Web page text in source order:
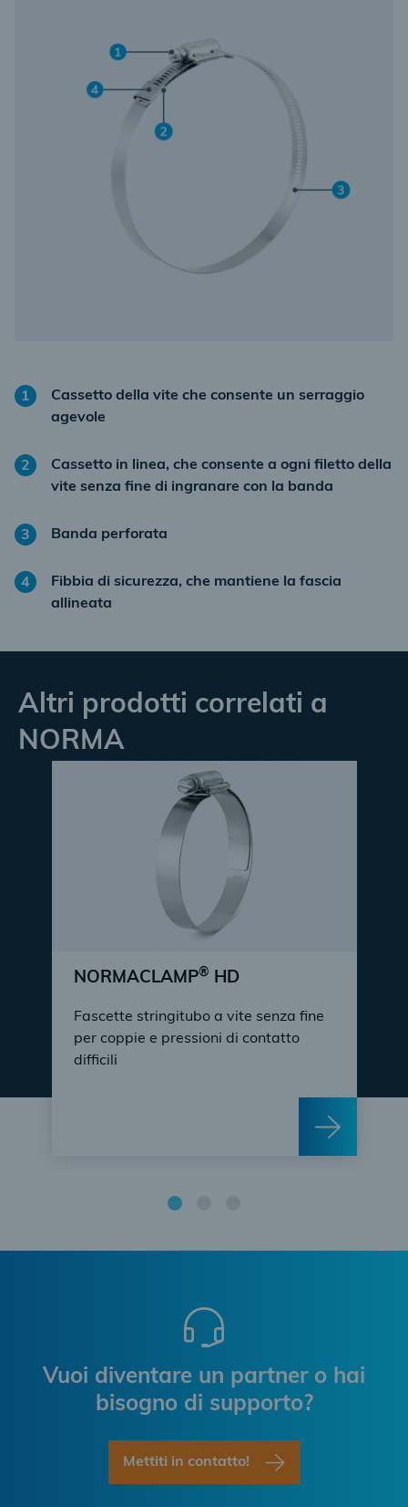
1
Cassetto della vite che consente un serraggio
agevole
2
Cassetto in linea, che consente a ogni filetto della
vite senza fine di ingranare con la banda
3 Banda perforata
4
Fibbia di sicurezza, che mantiene la fascia
allineata
Altri prodotti correlati a
NORMA
NORMACLAMP® HD
Fascette stringitubo a vite senza fine
per coppie e pressioni di contatto
difficili
Vuoi diventare un partner o hai
bisogno di supporto?
Mettiti in contatto!